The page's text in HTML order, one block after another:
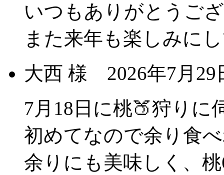
いつもありがとうご
また来年も楽しみに
大西 様
2026年7月
7月18日に桃🍑狩りに
初めてなので余り食
余りにも美味しく、